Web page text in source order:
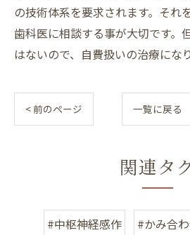
の技術体系を要求されます。それ
歯科医に相談する事が大切です。
はないので、自費扱いの治療にな
< 前のページ 一覧に戻る
関連タ
#中枢神経感作 #かみ合